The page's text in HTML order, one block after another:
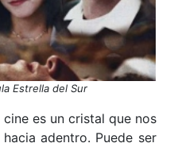
Estrella del Sur
es un cristal que nos
adentro. Puede ser